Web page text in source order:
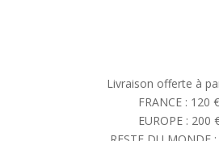
Livraison offerte à
FRANCE : 120 €
EUROPE : 200